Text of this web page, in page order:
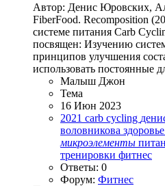
Автор: Денис Юровских,
FiberFood. Recomposition
системе питания Carb
посвящен: Изучению
принципов улучшения
использовать постоянные
Малыш Джон
Тема
16 Июн 2023
2021 carb cycling
воловникова
микроэлементы
тренировки фитнес
Ответы: 0
Форум: Фитнес